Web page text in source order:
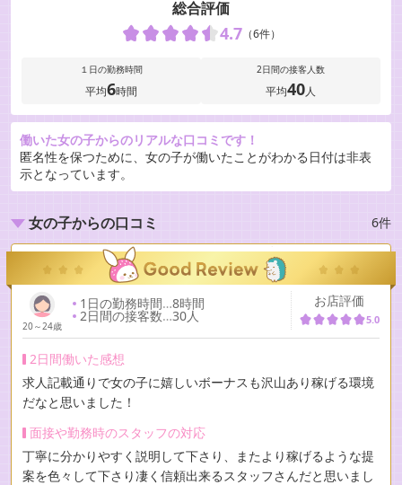
総合評価
4.7 （6件）
１日の勤務時間
平均6時間
2日間の接客人数
平均40人
働いた女の子からのリアルな口コミです！
匿名性を保つために、女の子が働いたことがわかる日付は非表
示となっています。
女の子からの口コミ 6件
20～24歳
1日の勤務時間…8時間
2日間の接客数…30人
お店評価
5.0
2日間働いた感想
求人記載通りで女の子に嬉しいボーナスも沢山あり稼げる環境
だなと思いました！
面接や勤務時のスタッフの対応
丁寧に分かりやすく説明して下さり、またより稼げるような提
案を色々して下さり凄く信頼出来るスタッフさんだと思いまし